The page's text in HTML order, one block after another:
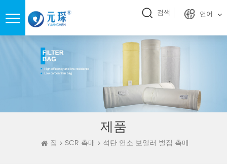
검색 언어
제품
집 SCR 촉매 석탄 연소 보일러 벌집 촉매